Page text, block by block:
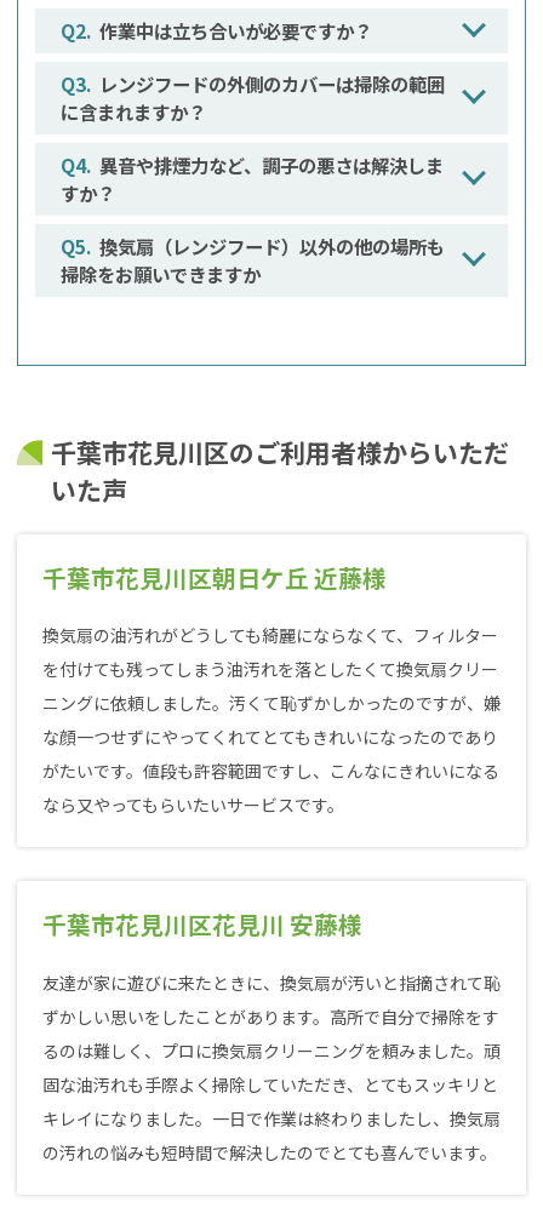
作業中は立ち合いが必要ですか？
レンジフードの外側のカバーは掃除の範囲
に含まれますか？
異音や排煙力など、調子の悪さは解決しま
すか？
換気扇（レンジフード）以外の他の場所も
掃除をお願いできますか
千葉市花見川区のご利用者様からいただ
いた声
千葉市花見川区朝日ケ丘 近藤様
換気扇の油汚れがどうしても綺麗にならなくて、フィルター
を付けても残ってしまう油汚れを落としたくて換気扇クリー
ニングに依頼しました。汚くて恥ずかしかったのですが、嫌
な顔一つせずにやってくれてとてもきれいになったのであり
がたいです。値段も許容範囲ですし、こんなにきれいになる
なら又やってもらいたいサービスです。
千葉市花見川区花見川 安藤様
友達が家に遊びに来たときに、換気扇が汚いと指摘されて恥
ずかしい思いをしたことがあります。高所で自分で掃除をす
るのは難しく、プロに換気扇クリーニングを頼みました。頑
固な油汚れも手際よく掃除していただき、とてもスッキリと
キレイになりました。一日で作業は終わりましたし、換気扇
の汚れの悩みも短時間で解決したのでとても喜んでいます。